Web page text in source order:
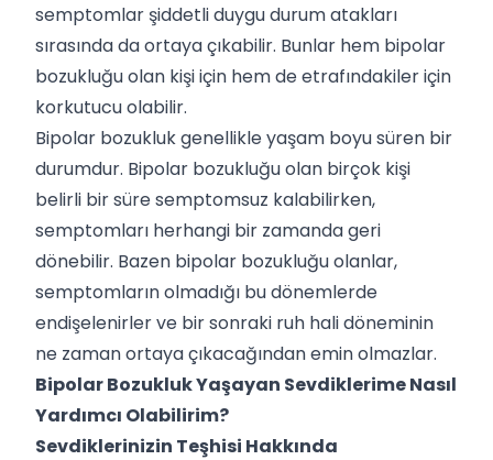
semptomlar şiddetli duygu durum atakları
sırasında da ortaya çıkabilir. Bunlar hem bipolar
bozukluğu olan kişi için hem de etrafındakiler için
korkutucu olabilir.
Bipolar bozukluk genellikle yaşam boyu süren bir
durumdur. Bipolar bozukluğu olan birçok kişi
belirli bir süre semptomsuz kalabilirken,
semptomları herhangi bir zamanda geri
dönebilir. Bazen bipolar bozukluğu olanlar,
semptomların olmadığı bu dönemlerde
endişelenirler ve bir sonraki ruh hali döneminin
ne zaman ortaya çıkacağından emin olmazlar.
Bipolar Bozukluk Yaşayan Sevdiklerime Nasıl
Yardımcı Olabilirim?
Sevdiklerinizin Teşhisi Hakkında